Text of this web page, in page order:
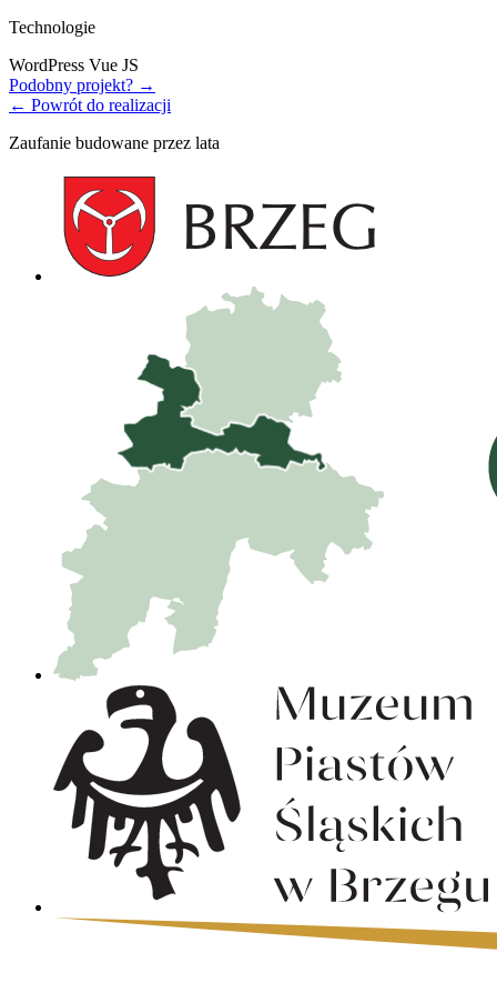
Technologie
WordPress Vue JS
Podobny projekt? →
← Powrót do realizacji
Zaufanie budowane przez lata